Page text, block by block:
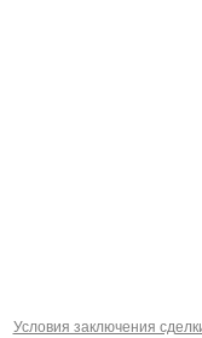
Условия заключения